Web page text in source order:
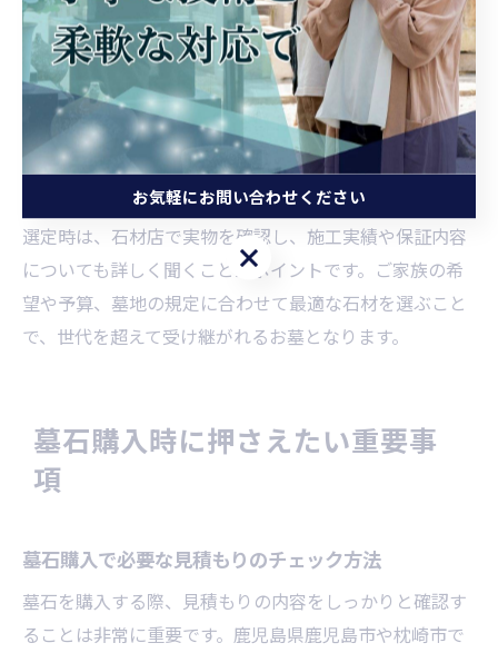
美しさを維持するためには、色や模様の好みだけでな
く、彫刻の映えやすさ、長期間の色褪せの少なさを考慮
しましょう。例えば、御影石の中でも黒系やグレー系は
落ち着いた印象で人気がありますが、「黒はダメ？」と
いう疑問については、宗教的・地域的な制約は少ないの
が一般的です。
選定時は、石材店で実物を確認し、施工実績や保証内容
についても詳しく聞くことがポイントです。ご家族の希
望や予算、墓地の規定に合わせて最適な石材を選ぶこと
で、世代を超えて受け継がれるお墓となります。
墓石購入時に押さえたい重要事
項
墓石購入で必要な見積もりのチェック方法
墓石を購入する際、見積もりの内容をしっかりと確認す
ることは非常に重要です。鹿児島県鹿児島市や枕崎市で
お気軽にお問い合わせください
お気軽にお問い合わせください